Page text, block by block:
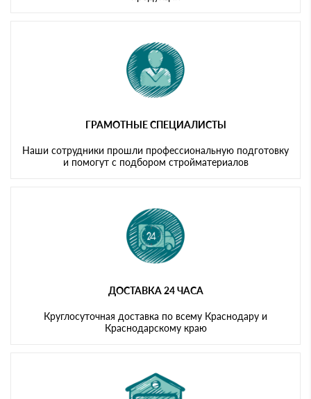
ГРАМОТНЫЕ СПЕЦИАЛИСТЫ
Наши сотрудники прошли профессиональную подготовку
и помогут с подбором стройматериалов
ДОСТАВКА 24 ЧАСА
Круглосуточная доставка по всему Краснодару и
Краснодарскому краю